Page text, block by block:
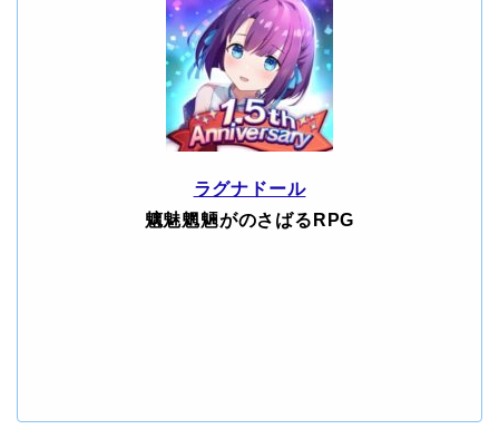
ラグナドール
魑魅魍魎がのさばるRPG